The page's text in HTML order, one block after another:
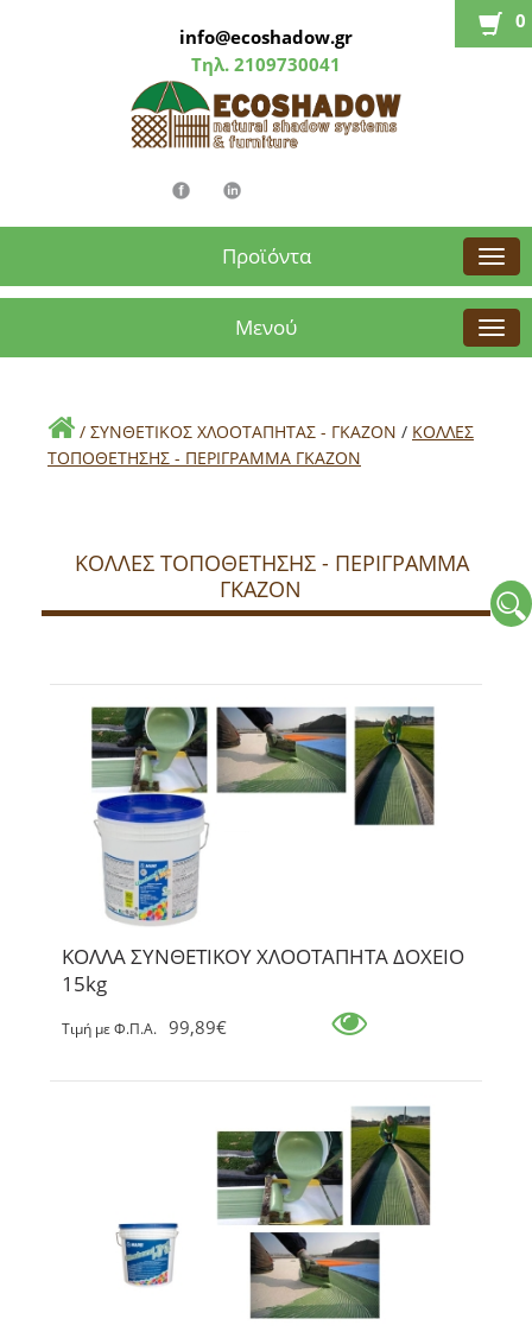
info@ecoshadow.gr
Τηλ. 2109730041
0
Προϊόντα
Μενού
/ ΣΥΝΘΕΤΙΚΟΣ ΧΛΟΟΤΑΠΗΤΑΣ - ΓΚΑΖΟΝ / ΚΟΛΛΕΣ
ΤΟΠΟΘΕΤΗΣΗΣ - ΠΕΡΙΓΡΑΜΜΑ ΓΚΑΖΟΝ
ΚΟΛΛΕΣ ΤΟΠΟΘΕΤΗΣΗΣ - ΠΕΡΙΓΡΑΜΜΑ
ΓΚΑΖΟΝ
ΚΟΛΛΑ ΣΥΝΘΕΤΙΚΟΥ ΧΛΟΟΤΑΠΗΤΑ ΔΟΧΕΙΟ
15kg
Tιμή με Φ.Π.Α. 99,89€